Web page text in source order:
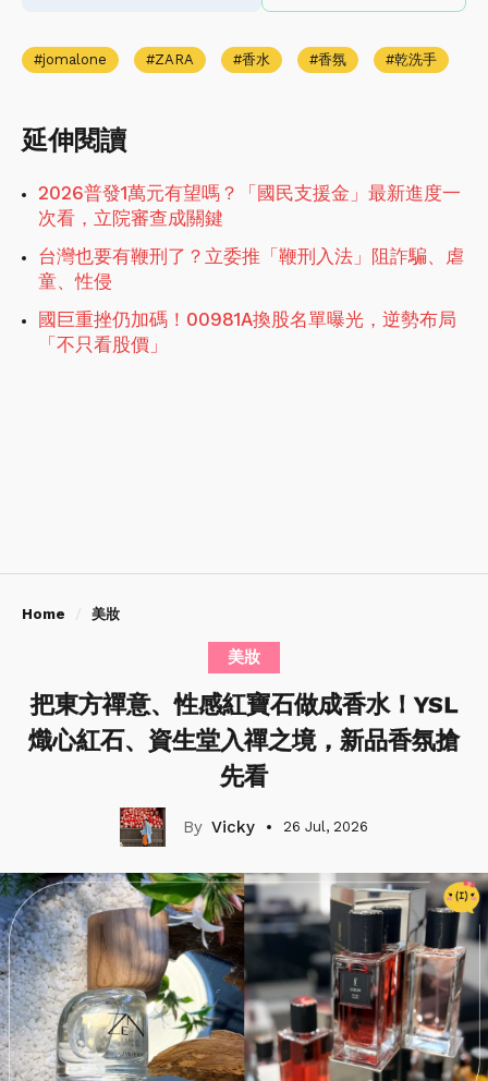
jomalone ZARA 香水 香氛 乾洗手
延伸閱讀
2026普發1萬元有望嗎？「國民支援金」最新進度一
次看，立院審查成關鍵
台灣也要有鞭刑了？立委推「鞭刑入法」阻詐騙、虐
童、性侵
國巨重挫仍加碼！00981A換股名單曝光，逆勢布局
「不只看股價」
Home 美妝
美妝
把東方禪意、性感紅寶石做成香水！YSL
熾心紅石、資生堂入禪之境，新品香氛搶
先看
Vicky 26 Jul, 2026